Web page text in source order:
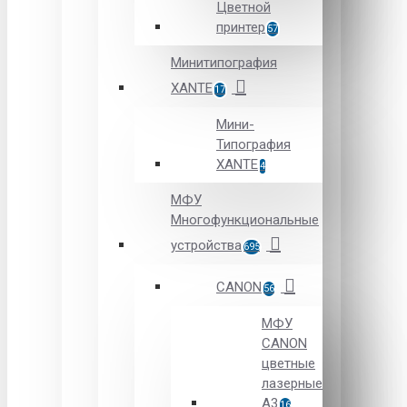
Цветной
принтер 57
Минитипография
XANTE17
Мини-
Типография
XANTE4
МФУ
Многофункциональные
устройства695
CANON 56
МФУ
CANON
цветные
лазерные
А3